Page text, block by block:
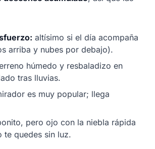
altísimo si el día acompaña
arriba y nubes por debajo).
húmedo y resbaladizo en
tras lluvias.
es muy popular; llega
pero ojo con la niebla rápida
te quedes sin luz.